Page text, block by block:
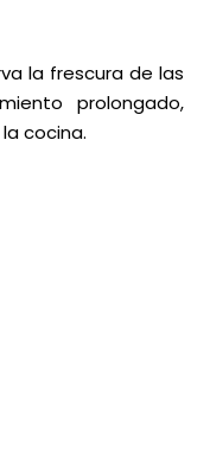
la frescura de las
prolongado,
cocina.